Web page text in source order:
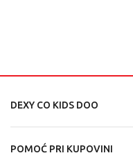
DEXY CO KIDS DOO
POMOĆ PRI KUPOVINI